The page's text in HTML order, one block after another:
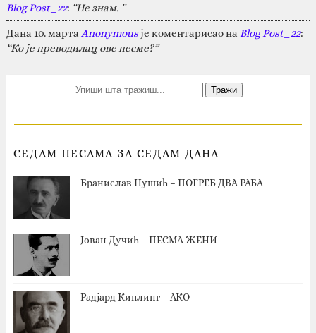
Blog Post_22: “Не знам. ”
Дана 10. марта Anonymousје коментарисао на Blog Post_22:
“Ко је преводилац ове песме?”
СЕДАМ ПЕСАМА ЗА СЕДАМ ДАНА
Бранислав Нушић – ПОГРЕБ ДВА РАБА
Јован Дучић – ПЕСМА ЖЕНИ
Радјард Киплинг – АКО